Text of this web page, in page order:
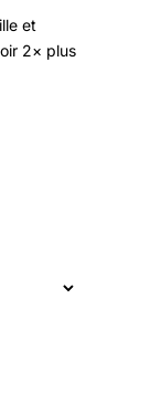
et
2× plus